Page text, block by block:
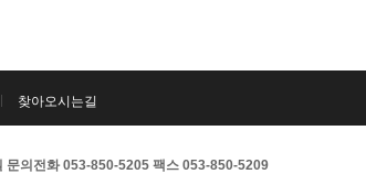
찾아오시는길
문의전화 053-850-5205 팩스 053-850-5209